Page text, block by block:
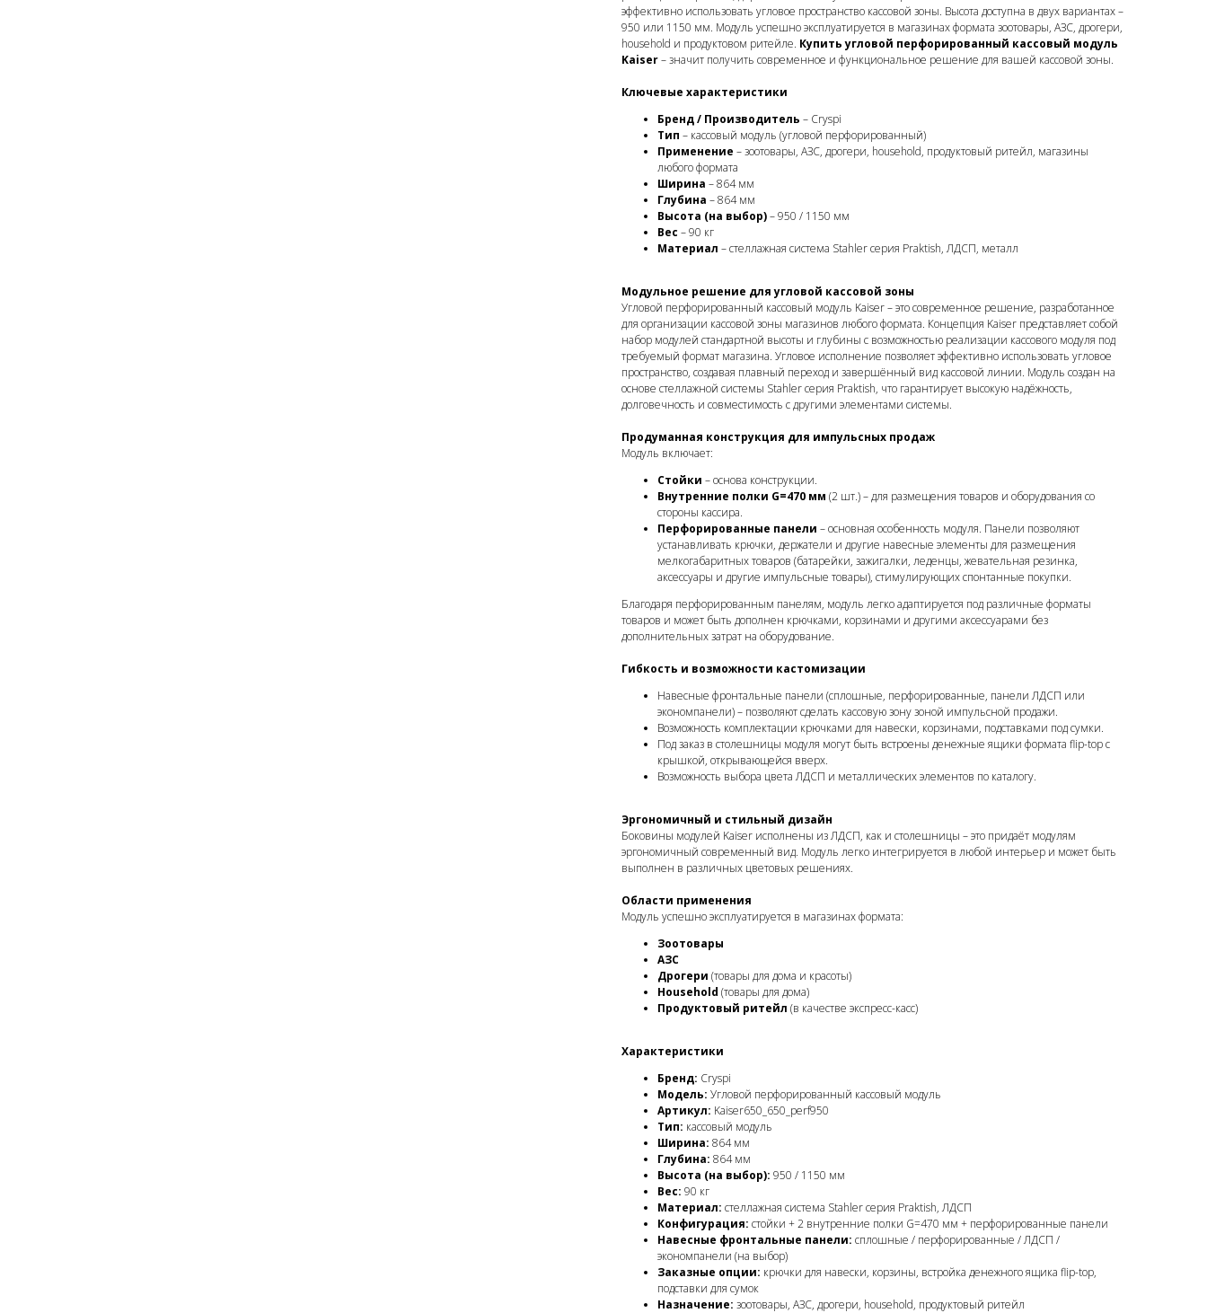
эффективно использовать угловое пространство кассовой зоны. Высота доступна в двух вариантах –
950 или 1150 мм. Модуль успешно эксплуатируется в магазинах формата зоотовары, АЗС, дрогери,
household и продуктовом ритейле. Купить угловой перфорированный кассовый модуль
Kaiser– значит получить современное и функциональное решение для вашей кассовой зоны.
Ключевые характеристики
Бренд / Производитель – Cryspi
Тип – кассовый модуль (угловой перфорированный)
Применение – зоотовары, АЗС, дрогери, household, продуктовый ритейл, магазины
любого формата
Ширина – 864 мм
Глубина – 864 мм
Высота (на выбор)– 950 / 1150 мм
Вес – 90 кг
Материал – стеллажная система Stahler серия Praktish, ЛДСП, металл
Модульное решение для угловой кассовой зоны
Угловой перфорированный кассовый модуль Kaiser – это современное решение, разработанное
для организации кассовой зоны магазинов любого формата. Концепция Kaiser представляет собой
набор модулей стандартной высоты и глубины с возможностью реализации кассового модуля под
требуемый формат магазина. Угловое исполнение позволяет эффективно использовать угловое
пространство, создавая плавный переход и завершённый вид кассовой линии. Модуль создан на
основе стеллажной системы Stahler серия Praktish, что гарантирует высокую надёжность,
долговечность и совместимость с другими элементами системы.
Продуманная конструкция для импульсных продаж
Модуль включает:
Стойки – основа конструкции.
Внутренние полки G=470 мм (2 шт.) – для размещения товаров и оборудования со
стороны кассира.
Перфорированные панели – основная особенность модуля. Панели позволяют
устанавливать крючки, держатели и другие навесные элементы для размещения
мелкогабаритных товаров (батарейки, зажигалки, леденцы, жевательная резинка,
аксессуары и другие импульсные товары), стимулирующих спонтанные покупки.
Благодаря перфорированным панелям, модуль легко адаптируется под различные форматы
товаров и может быть дополнен крючками, корзинами и другими аксессуарами без
дополнительных затрат на оборудование.
Гибкость и возможности кастомизации
Навесные фронтальные панели (сплошные, перфорированные, панели ЛДСП или
экономпанели) – позволяют сделать кассовую зону зоной импульсной продажи.
Возможность комплектации крючками для навески, корзинами, подставками под сумки.
Под заказ в столешницы модуля могут быть встроены денежные ящики формата flip-top с
крышкой, открывающейся вверх.
Возможность выбора цвета ЛДСП и металлических элементов по каталогу.
Эргономичный и стильный дизайн
Боковины модулей Kaiser исполнены из ЛДСП, как и столешницы – это придаёт модулям
эргономичный современный вид. Модуль легко интегрируется в любой интерьер и может быть
выполнен в различных цветовых решениях.
Области применения
Модуль успешно эксплуатируется в магазинах формата:
Зоотовары
АЗС
Дрогери (товары для дома и красоты)
Household (товары для дома)
Продуктовый ритейл (в качестве экспресс-касс)
Характеристики
Бренд: Cryspi
Модель: Угловой перфорированный кассовый модуль
Артикул: Kaiser650_650_perf950
Тип: кассовый модуль
Ширина: 864 мм
Глубина: 864 мм
Высота (на выбор): 950 / 1150 мм
Вес: 90 кг
Материал: стеллажная система Stahler серия Praktish, ЛДСП
Конфигурация: стойки + 2 внутренние полки G=470 мм + перфорированные панели
Навесные фронтальные панели: сплошные / перфорированные / ЛДСП /
экономпанели (на выбор)
Заказные опции: крючки для навески, корзины, встройка денежного ящика flip-top,
подставки для сумок
Назначение: зоотовары, АЗС, дрогери, household, продуктовый ритейл